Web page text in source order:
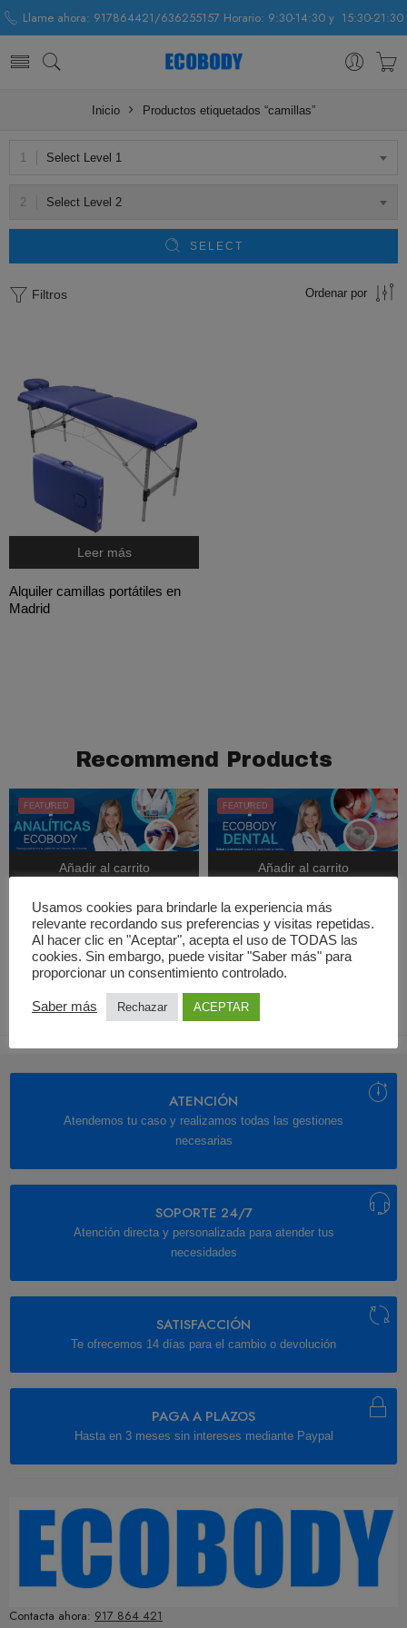
Llame ahora: 917864421/636255157 Horario: 9:30-14:30 y 15:30-21:30
Inicio Productos etiquetados “camillas”
Select Level 1
Select Level 2
SELECT
Filtros Ordenar por
Leer más
Alquiler camillas portátiles en
Madrid
Recommend Products
FEATURED
Añadir al carrito
Seminograma en Fuenlabrada
100,00€
FEATURED
Añadir al carrito
Limpieza dental en Madrid
30,00€
ATENCIÓN
Atendemos tu caso y realizamos todas las gestiones
necesarias
SOPORTE 24/7
Atención directa y personalizada para atender tus
necesidades
SATISFACCIÓN
Te ofrecemos 14 días para el cambio o devolución
PAGA A PLAZOS
Hasta en 3 meses sin intereses mediante Paypal
Contacta ahora: 917 864 421
Usamos cookies para brindarle la experiencia más
relevante recordando sus preferencias y visitas repetidas.
Al hacer clic en "Aceptar", acepta el uso de TODAS las
cookies. Sin embargo, puede visitar "Saber más" para
proporcionar un consentimiento controlado.
Saber más Rechazar ACEPTAR